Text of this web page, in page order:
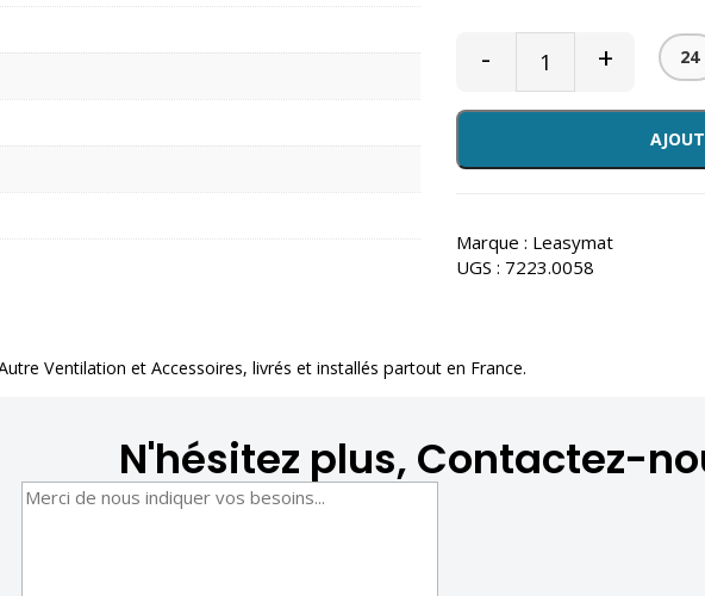
- + 24
Marque : Leasymat
UGS : 7223.0058
Ventilation et Accessoires, livrés et installés partout en France.
N'hésitez plus, Contactez-